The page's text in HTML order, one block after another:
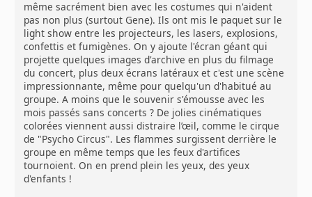
même sacrément bien avec les costumes qui n'aident
pas non plus (surtout Gene). Ils ont mis le paquet sur le
light show entre les projecteurs, les lasers, explosions,
confettis et fumigènes. On y ajoute l'écran géant qui
projette quelques images d'archive en plus du filmage
du concert, plus deux écrans latéraux et c'est une scène
impressionnante, même pour quelqu'un d'habitué au
groupe. A moins que le souvenir s'émousse avec les
mois passés sans concerts ? De jolies cinématiques
colorées viennent aussi distraire l’œil, comme le cirque
de "Psycho Circus". Les flammes surgissent derrière le
groupe en même temps que les feux d'artifices
tournoient. On en prend plein les yeux, des yeux
d'enfants !